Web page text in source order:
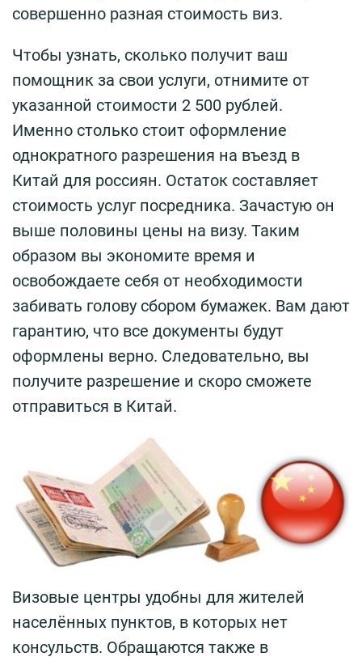
совершенно разная стоимость виз.
Чтобы узнать, сколько получит ваш
помощник за свои услуги, отнимите от
указанной стоимости 2 500 рублей.
Именно столько стоит оформление
однократного разрешения на въезд в
Китай для россиян. Остаток составляет
стоимость услуг посредника. Зачастую он
выше половины цены на визу. Таким
образом вы экономите время и
освобождаете себя от необходимости
забивать голову сбором бумажек. Вам дают
гарантию, что все документы будут
оформлены верно. Следовательно, вы
получите разрешение и скоро сможете
отправиться в Китай.
Визовые центры удобны для жителей
населённых пунктов, в которых нет
консульств. Обращаются также в